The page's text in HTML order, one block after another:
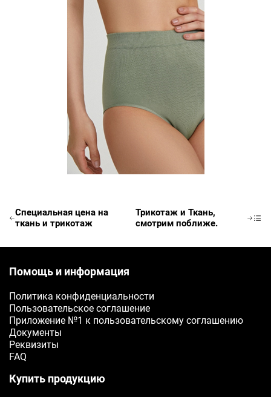
Специальная цена на
ткань и трикотаж
Трикотаж и Ткань,
смотрим поближе.
Заявка на бесплатные образцы
ФИО
Ваше имя
Телефон
Ваш телефон
Ваш e-mail
Помощь и информация
Политика конфиденциальности
Пользовательское соглашение
Приложение №1 к пользовательскому соглашению
Документы
Реквизиты
FAQ
Купить продукцию